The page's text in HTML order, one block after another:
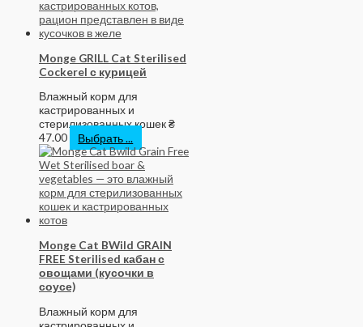
Monge GRILL Cat Sterilised
Cockerel с курицей
Влажный корм для
кастрированных и
стерилизованных кошек₴
47.00
Выбрать ...
Monge Cat BWild GRAIN
FREE Sterilised кабан с
овощами (кусочки в
соусе)
Влажный корм для